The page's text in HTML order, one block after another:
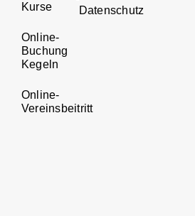
Kurse
Online-
Buchung
Kegeln
Online-
Vereinsbeitritt
Datenschutz